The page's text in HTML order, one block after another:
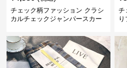
チェック柄ファッション クラシ
カルチェックジャンパースカー
チ
り